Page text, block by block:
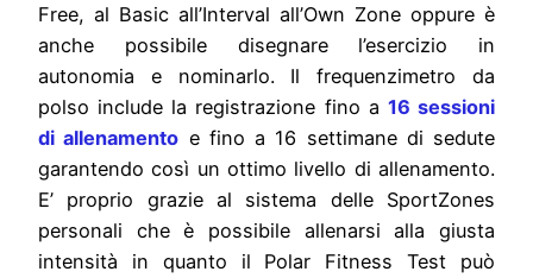
Free, al Basic all’Interval all’Own Zone oppure è
anche possibile disegnare l’esercizio in
autonomia e nominarlo. Il frequenzimetro da
polso include la registrazione fino a 16 sessioni
di allenamento e fino a 16 settimane di sedute
garantendo così un ottimo livello di allenamento.
E’ proprio grazie al sistema delle SportZones
personali che è possibile allenarsi alla giusta
intensità in quanto il Polar Fitness Test può